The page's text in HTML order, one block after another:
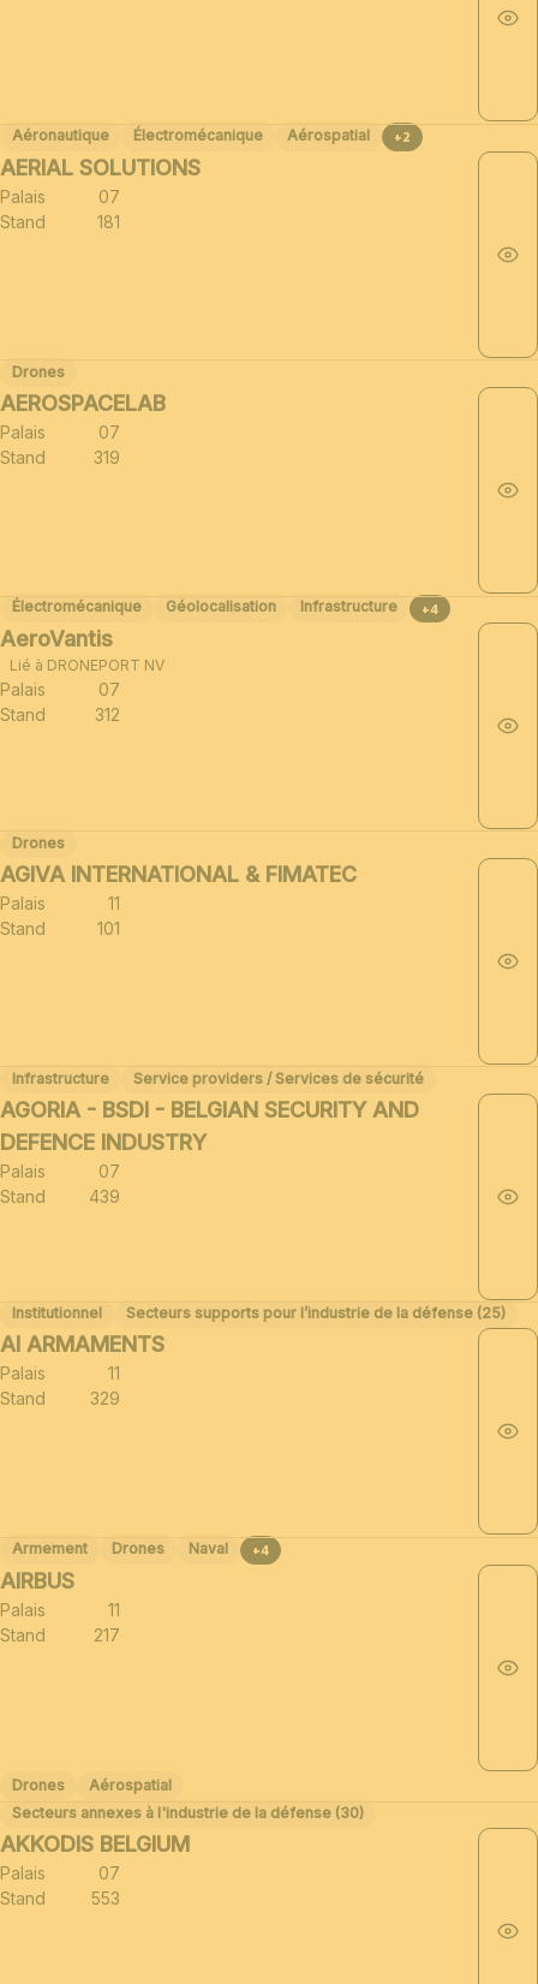
Aéronautique Électromécanique Aérospatial +2
AERIAL SOLUTIONS
Palais
07
Stand
181
Drones
AEROSPACELAB
Palais
07
Stand
319
Électromécanique Géolocalisation Infrastructure +4
AeroVantis
Lié à DRONEPORT NV
Palais
07
Stand
312
Drones
AGIVA INTERNATIONAL & FIMATEC
Palais
11
Stand
101
Infrastructure Service providers / Services de sécurité
AGORIA - BSDI - BELGIAN SECURITY AND
DEFENCE INDUSTRY
Palais
07
Stand
439
Institutionnel Secteurs supports pour l’industrie de la défense (25)
AI ARMAMENTS
Palais
11
Stand
329
Armement Drones Naval +4
AIRBUS
Palais
11
Stand
217
Drones
Aérospatial
Secteurs annexes à l'industrie de la défense (30)
AKKODIS BELGIUM
Palais
07
Stand
553